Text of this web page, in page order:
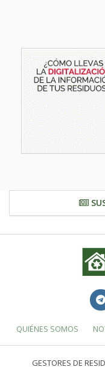
QUIÉNES SOMOS
GESTORES DE